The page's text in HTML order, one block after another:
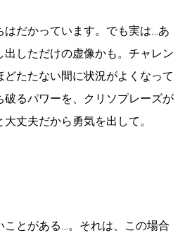
はだかっています。でも実は…あ
しただけの虚像かも。チャレン
どたたない間に状況がよくなって
破るパワーを、クリソプレーズが
丈夫だから勇気を出して。
とがある…。それは、この場合